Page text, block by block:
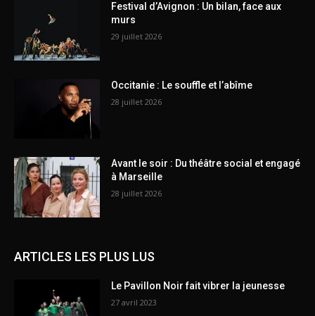
Festival d’Avignon : Un bilan, face aux
murs
29 juillet 2026
Occitanie : Le souffle et l’abîme
28 juillet 2026
Avant le soir : Du théâtre social et engagé
à Marseille
28 juillet 2026
ARTICLES LES PLUS LUS
Le Pavillon Noir fait vibrer la jeunesse
27 avril 2023